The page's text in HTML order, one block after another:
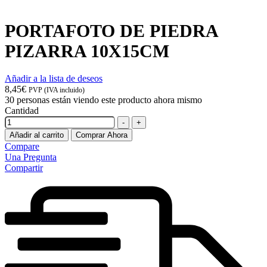
PORTAFOTO DE PIEDRA
PIZARRA 10X15CM
Añadir a la lista de deseos
8,45€ PVP (IVA incluido)
30 personas están viendo este producto ahora mismo
Cantidad
-
+
Añadir al carrito
Comprar Ahora
Compare
Una Pregunta
Compartir